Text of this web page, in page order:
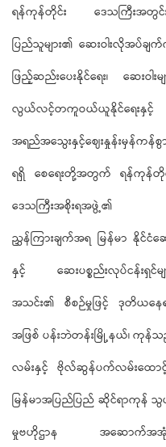
ရန်ကုန်တိုင်း ဒေသကြီးအတွင်
ပြည်သူများ၏ ဆေးဝါးလိုအပ်ချ
ဖြည့်ဆည်းပေးနိုင်ရေး၊ ဆေးဝါးမျ
လွယ်လင့်တကူဝယ်ယူနိုင်ရေးနှင့်
အရည်အသွေးနှင့်ဈေးနှုန်းမှန်ကန်စွ
ရရှိ စေရေးတို့အတွက် ရန်ကုန်တို
ဒေသကြီးအစိုးရအဖွဲ့၏
ညွှန်ကြားချက်အရ မြန်မာ နိုင်ငံဆ
နှင့် ဆေးပစ္စည်းလုပ်ငန်းရှင်မျ
အသင်း၏ စီစဉ်မှုဖြင့် ဒုတိယနေ
အဖြစ် ပန်းဘဲတန်းမြို့နယ်၊ ကုန်
လမ်းနှင့် ဗိုလ်ဆွန်ပက်လမ်းထော
မြန်မာအပြည်ပြည် ဆိုင်ရာကုန်
မှုဗဟိုဌာန အဆောက်အအုံ